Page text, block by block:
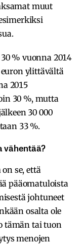
muut
% vuonna 2014
euron ylittävältä
2015
30 %, mutta
30 000
33 %.
vähentää?
se, että
pääomatuloista
johtuneet
osalta ole
tämän tai tuon
menojen